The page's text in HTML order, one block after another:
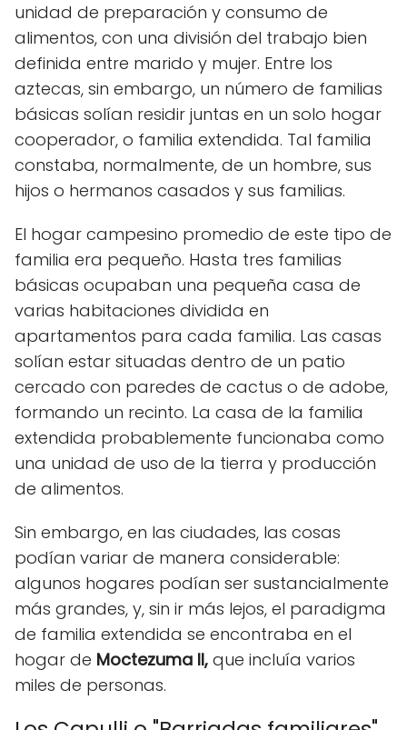
unidad de preparación y consumo de
alimentos, con una división del trabajo bien
definida entre marido y mujer. Entre los
aztecas, sin embargo, un número de familias
básicas solían residir juntas en un solo hogar
cooperador, o familia extendida. Tal familia
constaba, normalmente, de un hombre, sus
hijos o hermanos casados y sus familias.
El hogar campesino promedio de este tipo de
familia era pequeño. Hasta tres familias
básicas ocupaban una pequeña casa de
varias habitaciones dividida en
apartamentos para cada familia. Las casas
solían estar situadas dentro de un patio
cercado con paredes de cactus o de adobe,
formando un recinto. La casa de la familia
extendida probablemente funcionaba como
una unidad de uso de la tierra y producción
de alimentos.
Sin embargo, en las ciudades, las cosas
podían variar de manera considerable:
algunos hogares podían ser sustancialmente
más grandes, y, sin ir más lejos, el paradigma
de familia extendida se encontraba en el
hogar de Moctezuma II, que incluía varios
miles de personas.